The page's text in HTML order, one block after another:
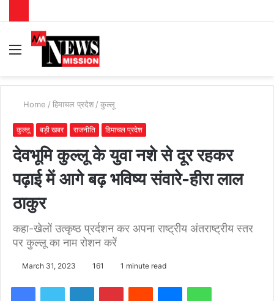
Menu
Home / हिमाचल प्रदेश / कुल्लू
कुल्लू बड़ी खबर राजनीति हिमाचल प्रदेश
देवभूमि कुल्लू के युवा नशे से दूर रहकर
पढ़ाई में आगे बढ़ भविष्य संवारे-हीरा लाल
ठाकुर
कहा-खेलों उत्कृष्ठ प्रर्दशन कर अपना राष्ट्रीय अंतराष्ट्रीय स्तर
पर कुल्लू का नाम रोशन करें
March 31, 2023 161 1 minute read